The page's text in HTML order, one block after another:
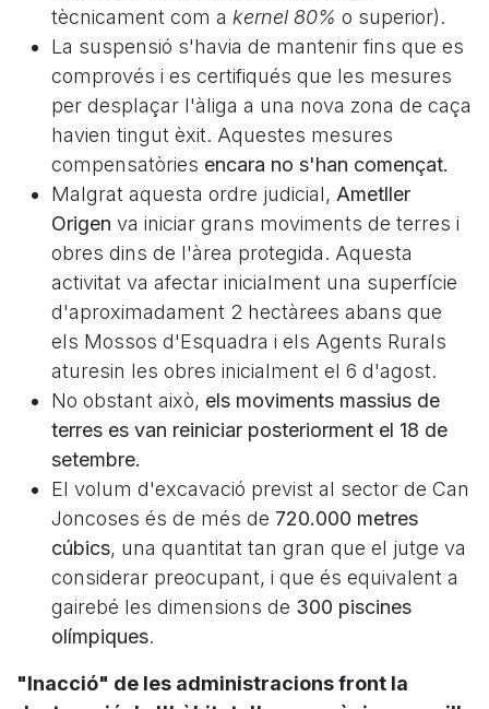
tècnicament com a kernel 80% o superior).
La suspensió s'havia de mantenir fins que es
comprovés i es certifiqués que les mesures
per desplaçar l'àliga a una nova zona de caça
havien tingut èxit. Aquestes mesures
compensatòries encara no s'han començat.
Malgrat aquesta ordre judicial, Ametller
Origen va iniciar grans moviments de terres i
obres dins de l'àrea protegida. Aquesta
activitat va afectar inicialment una superfície
d'aproximadament 2 hectàrees abans que
els Mossos d'Esquadra i els Agents Rurals
aturesin les obres inicialment el 6 d'agost.
No obstant això, els moviments massius de
terres es van reiniciar posteriorment el 18 de
setembre.
El volum d'excavació previst al sector de Can
Joncoses és de més de 720.000 metres
cúbics, una quantitat tan gran que el jutge va
considerar preocupant, i que és equivalent a
gairebé les dimensions de 300 piscines
olímpiques.
"Inacció" de les administracions front la